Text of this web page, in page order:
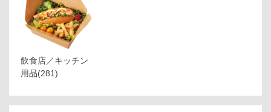
飲食店／キッチン
用品(281)